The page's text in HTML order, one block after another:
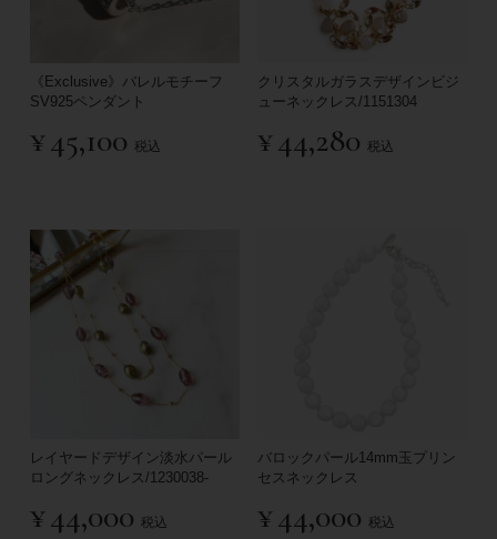
《Exclusive》バレルモチーフ
SV925ペンダント
¥45,100 税込
クリスタルガラスデザインビジ
ューネックレス/1151304
¥44,280 税込
レイヤードデザイン淡水パール
ロングネックレス/1230038-
¥44,000 税込
バロックパール14mm玉プリン
セスネックレス
¥44,000 税込